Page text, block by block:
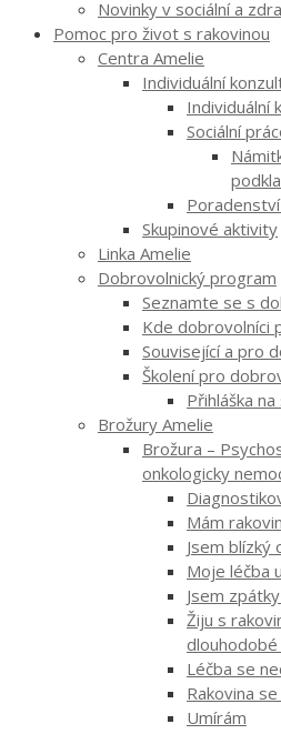
Novinky v sociální a
Pomoc pro život s rakovinou
Centra Amelie
Individuální
Individuální
Sociální
Skupinové aktivity
Linka Amelie
Dobrovolnický program
Seznamte se s
Kde dobrovolníci
Související a pro
Školení pro
Přihláška
Brožury Amelie
Brožura –
onkologicky
Mám
Jsem blízký
Moje léčba
Jsem
Žiju s
dlouhodobé
Léčba se
Rakovina
Umírám